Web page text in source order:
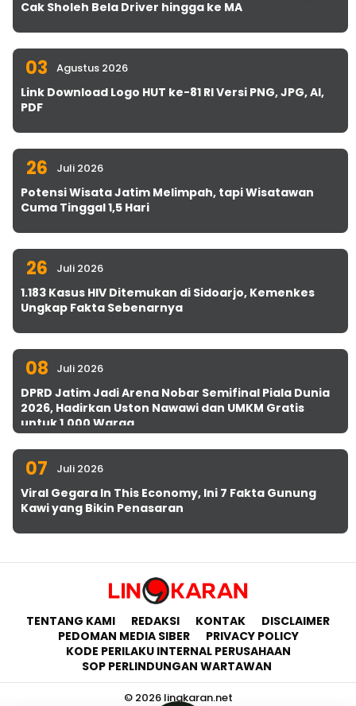
Cak Sholeh Bela Driver hingga ke MA
03 Agustus 2026
Link Download Logo HUT ke-81 RI Versi PNG, JPG, AI,
PDF
26 Juli 2026
Potensi Wisata Jatim Melimpah, tapi Wisatawan
Cuma Tinggal 1,5 Hari
26 Juli 2026
1.183 Kasus HIV Ditemukan di Sidoarjo, Kemenkes
Ungkap Fakta Sebenarnya
08 Juli 2026
DPRD Jatim Jadi Arena Nobar Semifinal Piala Dunia
2026, Hadirkan Uston Nawawi dan UMKM Gratis
untuk 1.000 Warga
07 Juli 2026
Viral Gegara In This Economy, Ini 7 Fakta Gunung
Kawi yang Bikin Penasaran
TENTANG KAMI REDAKSI KONTAK
DISCLAIMER
PEDOMAN MEDIA SIBER
PRIVACY POLICY
KODE PERILAKU INTERNAL PERUSAHAAN
SOP PERLINDUNGAN WARTAWAN
© 2026 lingkaran.net